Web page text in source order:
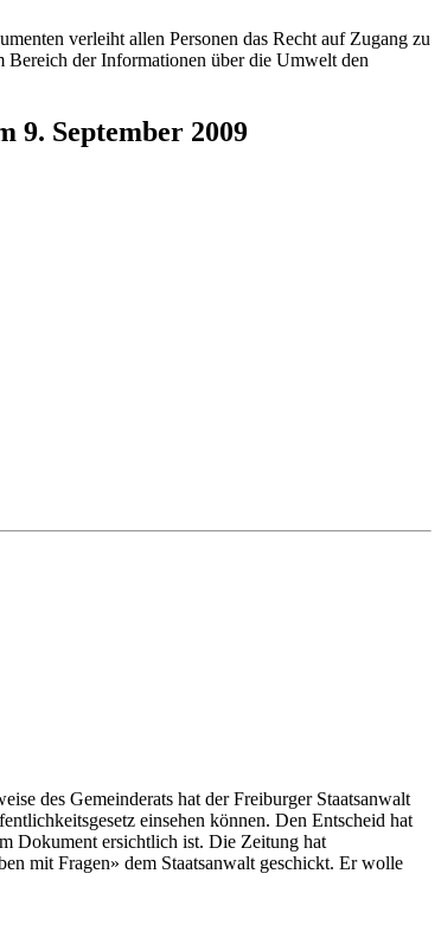
verleiht allen Personen das Recht auf Zugang zu
Bereich der Informationen über die Umwelt den
9. September 2009
des Gemeinderats hat der Freiburger Staatsanwalt
einsehen können. Den Entscheid hat
Dokument ersichtlich ist. Die Zeitung hat
mit Fragen» dem Staatsanwalt geschickt. Er wolle